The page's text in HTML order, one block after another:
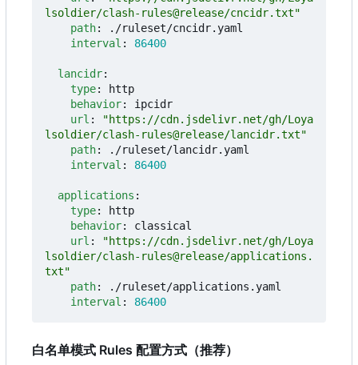
lsoldier/clash-rules@release/cncidr.txt"
path:
./ruleset/cncidr.yaml
interval : 86400
lancidr:
type:
http
behavior:
ipcidr
url :
"https://cdn.jsdelivr.net/gh/Loya
lsoldier/clash-rules@release/lancidr.txt"
path:
./ruleset/lancidr.yaml
interval : 86400
applications :
type:
http
behavior:
classical
url :
"https://cdn.jsdelivr.net/gh/Loya
lsoldier/clash-rules@release/applications.
txt"
path:
./ruleset/applications.yaml
interval : 86400
白名单模式 Rules 配置方式（推荐）